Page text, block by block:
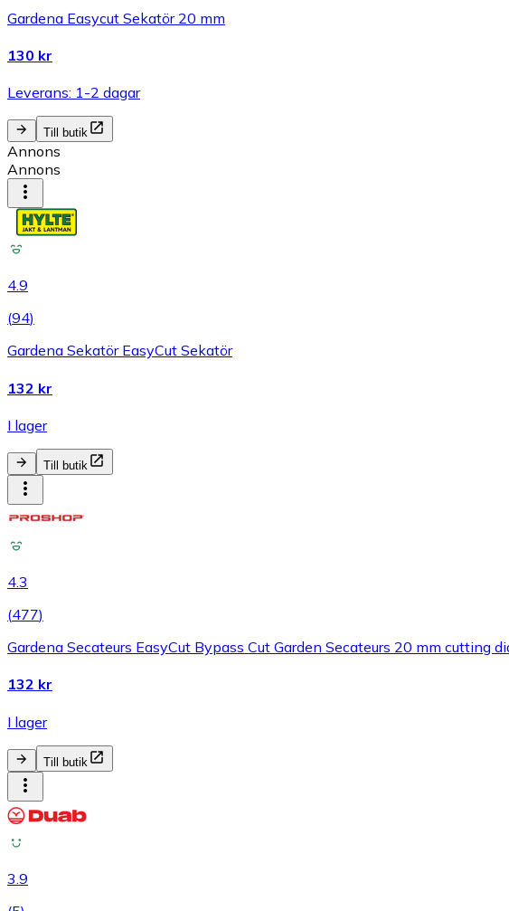
Gardena Easycut Sekatör 20 mm
130 kr
Leverans: 1-2 dagar
Till butik
Annons
Annons
4.9
(94)
Gardena Sekatör EasyCut Sekatör
132 kr
I lager
Till butik
4.3
(477)
Gardena Secateurs EasyCut Bypass Cut Garden Secateurs 20 mm cutting
132 kr
I lager
Till butik
3.9